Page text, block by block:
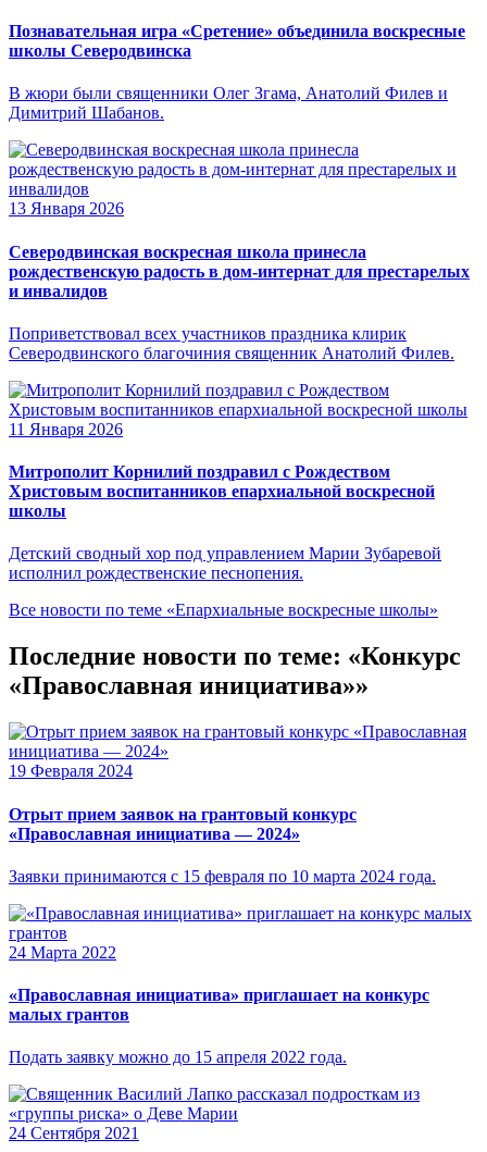
Познавательная игра «Сретение» объединила воскресные
школы Северодвинска
В жюри были священники Олег Згама, Анатолий Филев и
Димитрий Шабанов.
13 Января 2026
Северодвинская воскресная школа принесла
рождественскую радость в дом-интернат для престарелых
и инвалидов
Поприветствовал всех участников праздника клирик
Северодвинского благочиния священник Анатолий Филев.
11 Января 2026
Митрополит Корнилий поздравил с Рождеством
Христовым воспитанников епархиальной воскресной
школы
Детский сводный хор под управлением Марии Зубаревой
исполнил рождественские песнопения.
Все новости по теме «Епархиальные воскресные школы»
Последние новости по теме: «Конкурс
«Православная инициатива»»
19 Февраля 2024
Отрыт прием заявок на грантовый конкурс
«Православная инициатива — 2024»
Заявки принимаются с 15 февраля по 10 марта 2024 года.
24 Марта 2022
«Православная инициатива» приглашает на конкурс
малых грантов
Подать заявку можно до 15 апреля 2022 года.
24 Сентября 2021